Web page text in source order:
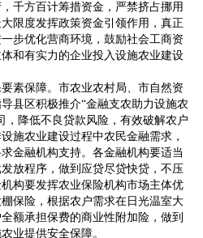
千方百计筹措资金，严禁挤占挪用
限度发挥政策资金引领作用，真正
步优化营商环境，鼓励社会工商资
和有实力的企业投入设施农业建设
保障。市农业农村局、市自然资
县区积极推介“金融支农助力设施农
，降低不良贷款风险，有效破解农户
施农业建设过程中农民金融需求，
金融机构支持。各金融机构要适当
放程序，做到应贷尽贷快贷，不压
构要发挥农业保险机构市场主体优
保险，根据农户需求在日光温室大
额承担保费的商业性附加险，做到
业提供安全保障。